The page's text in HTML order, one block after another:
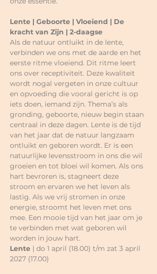
Lente | Geboorte | Vloeiend | De
kracht van Zijn | 2-daagse
Als de natuur ontluikt in de lente,
verbinden we ons met de aarde en het
eerste ritme vloeiend. Dit ritme leert
ons over receptiviteit. Deze kwaliteit
wordt nogal vergeten in onze cultuur
en opvoeding die vooral gericht is op
iets doen, iemand zijn. Thema’s als
gronding, geboorte, nieuw begin staan
centraal in deze dagen. Lente is de tijd
van het jaar dat de natuur langzaam
ontluikt en geboren wordt. Er is een
natuurlijke levensstroom in ons die wil
groeien en tot bloei wil komen. Als ons
hart bevroren is, stagneert deze
stroom en ervaren we het leven als
lastig. Als we vrij stromen in onze
energie, stroomt het leven met ons
mee. Een mooie tijd van het jaar om je
te verbinden met wat geboren wil
worden in jouw hart.
Lente | do 1 april (18.00) t/m zat 3 april
2027 (17.00)